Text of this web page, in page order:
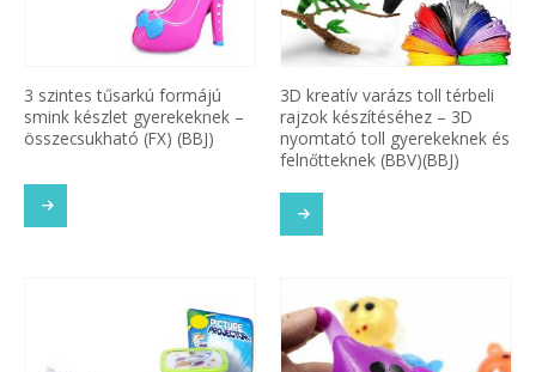
3 szintes tűsarkú formájú
smink készlet gyerekeknek –
összecsukható (FX) (BBJ)
3D kreatív varázs toll térbeli
rajzok készítéséhez – 3D
nyomtató toll gyerekeknek és
felnőtteknek (BBV)(BBJ)